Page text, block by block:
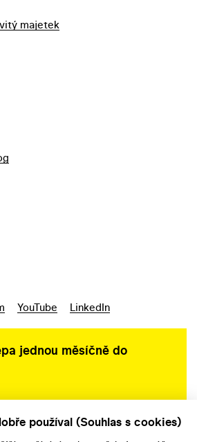
majetek
YouTube LinkedIn
jednou měsíčně do
používal (Souhlas s cookies)